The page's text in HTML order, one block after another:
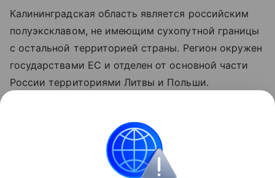
Калининградская область является российским
полуэксклавом, не имеющим сухопутной границы
с остальной территорией страны. Регион окружен
государствами ЕС и отделен от основной части
России территориями Литвы и Польши.
категорий товаров в Калининградскую область.
Россия Калининградская область